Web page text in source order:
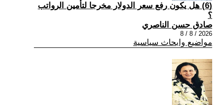
(6) هل يكون رفع سعر الدولار مخرجا لتأمين الرواتب
؟
صادق حسن الناصري
2026 / 8 / 8
مواضيع وابحاث سياسية